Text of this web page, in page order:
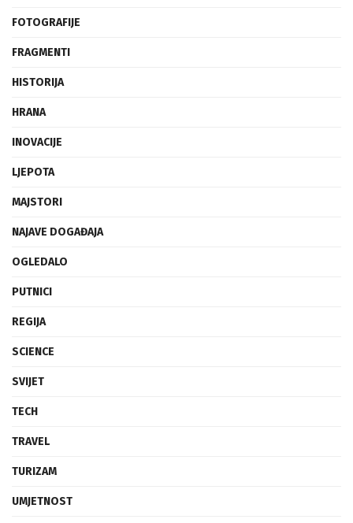
FOTOGRAFIJE
FRAGMENTI
HISTORIJA
HRANA
INOVACIJE
LJEPOTA
MAJSTORI
NAJAVE DOGAĐAJA
OGLEDALO
PUTNICI
REGIJA
SCIENCE
SVIJET
TECH
TRAVEL
TURIZAM
UMJETNOST